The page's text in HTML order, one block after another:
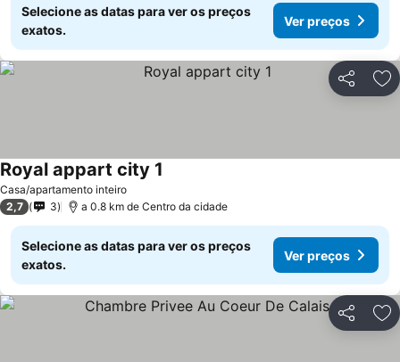
Selecione as datas para ver os preços
exatos.
Ver preços
Partilhar
Casa/apartamento inteiro
Royal appart city 1
2,7 3 a 0.8 km de Centro da cidade
Selecione as datas para ver os preços
exatos.
Ver preços
Partilhar